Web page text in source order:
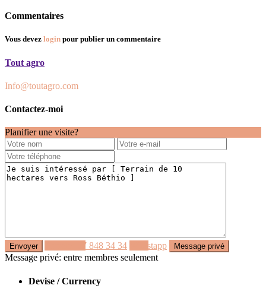
Commentaires
Vous devez login pour publier un commentaire
Tout agro
Info@toutagro.com
Contactez-moi
Planifier une visite?
77 848 34 34
Whastapp
Message privé: entre membres seulement
Devise / Currency